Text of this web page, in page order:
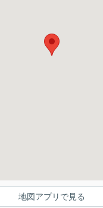
地図アプリで見る